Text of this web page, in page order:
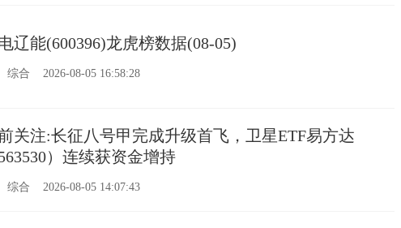
辽能(600396)龙虎榜数据(08-05)
综合 2026-08-05 16:58:28
关注:长征八号甲完成升级首飞，卫星ETF易方达
563530）连续获资金增持
综合 2026-08-05 14:07:43